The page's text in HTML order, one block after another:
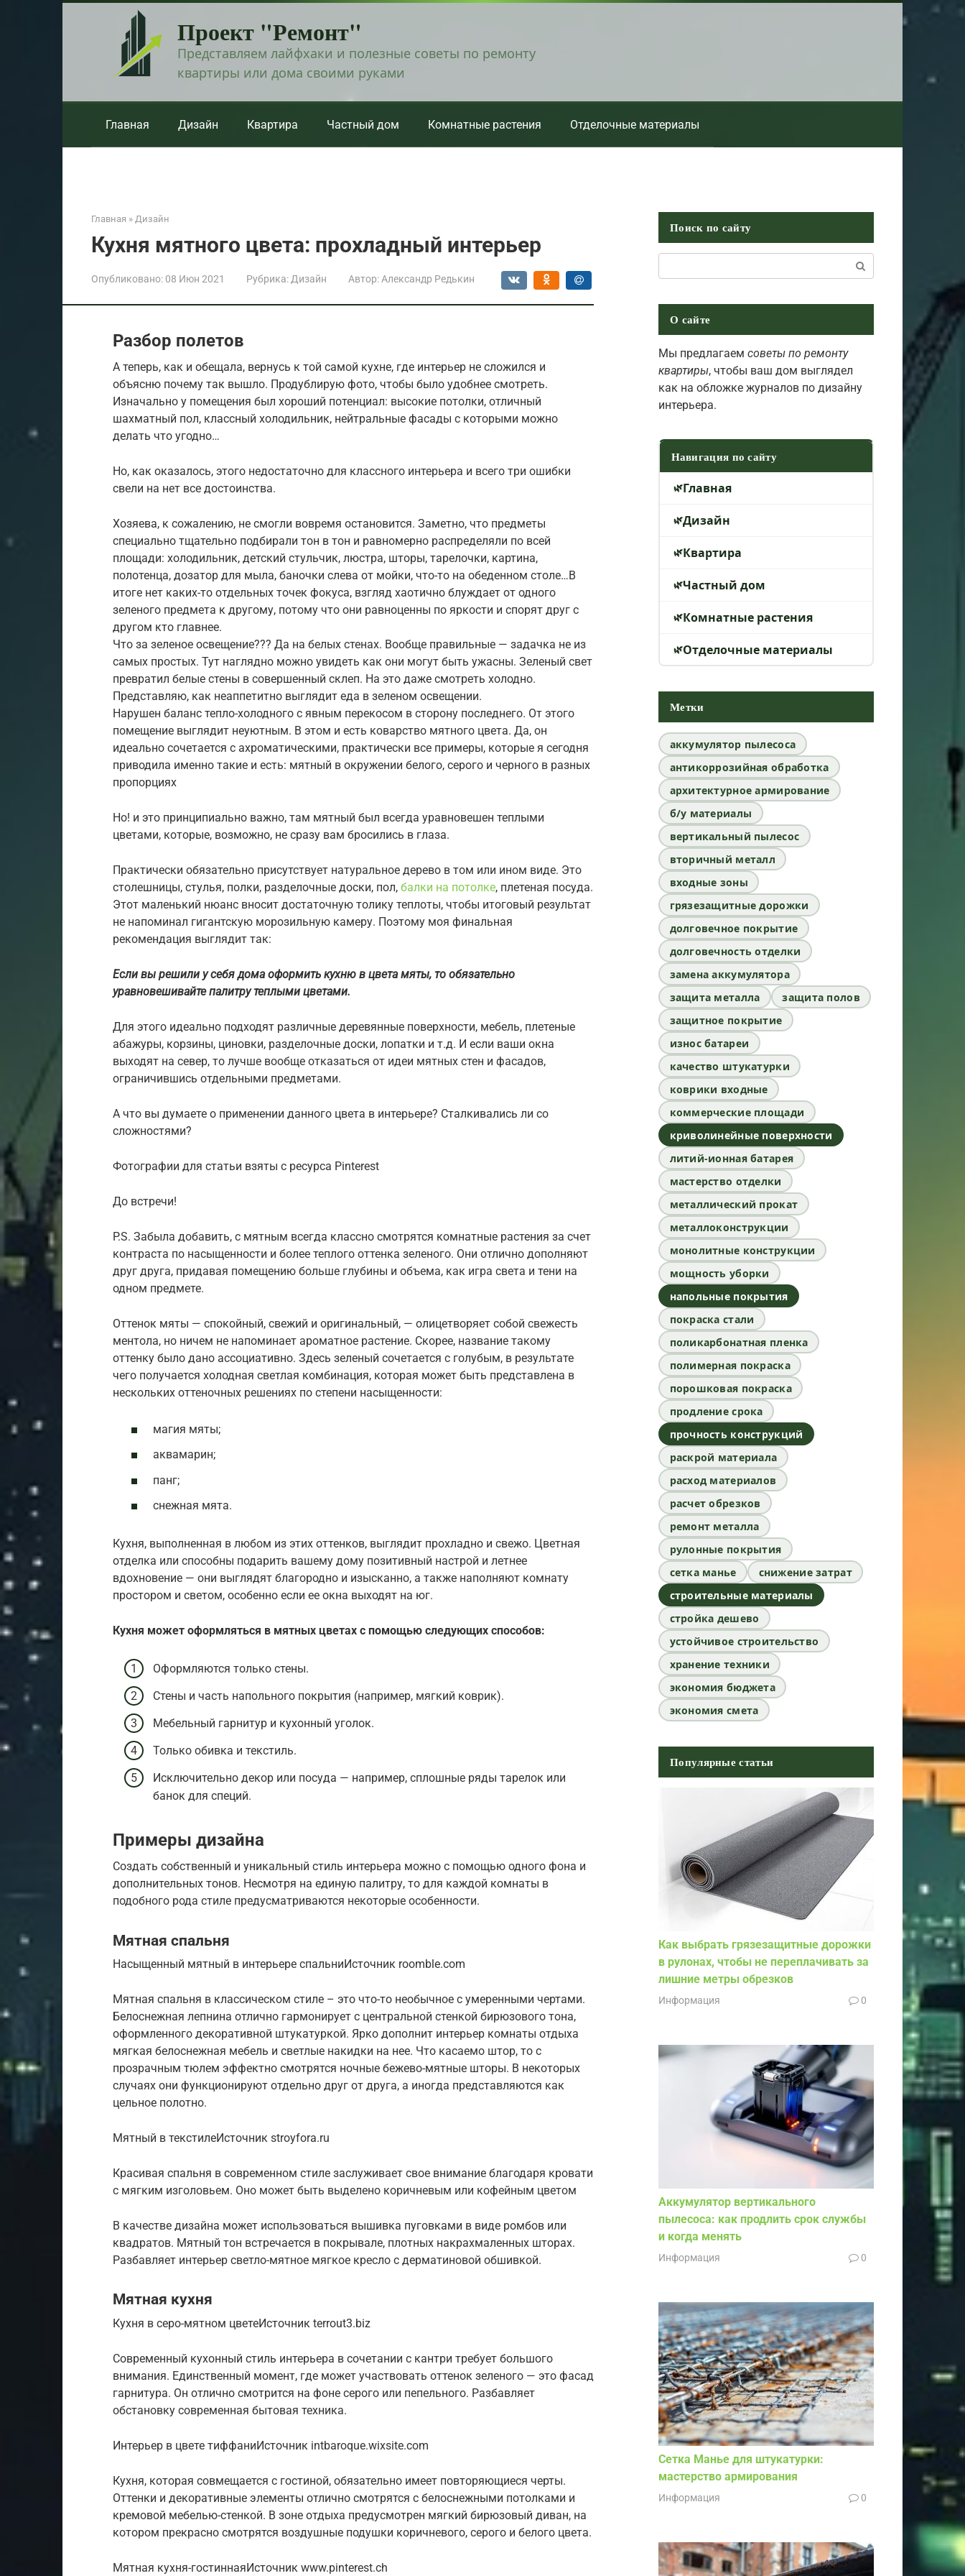
Проект "Ремонт"
Представляем лайфхаки и полезные советы по ремонту
квартиры или дома своими руками
Главная Дизайн Квартира Частный дом Комнатные растения Отделочные материалы
Главная » Дизайн
Кухня мятного цвета: прохладный интерьер
Опубликовано: 08 Июн 2021 Рубрика: Дизайн Автор: Александр Редькин
Разбор полетов
А теперь, как и обещала, вернусь к той самой кухне, где интерьер не сложился и
объясню почему так вышло. Продублирую фото, чтобы было удобнее смотреть.
Изначально у помещения был хороший потенциал: высокие потолки, отличный
шахматный пол, классный холодильник, нейтральные фасады с которыми можно
делать что угодно…
Но, как оказалось, этого недостаточно для классного интерьера и всего три ошибки
свели на нет все достоинства.
Хозяева, к сожалению, не смогли вовремя остановится. Заметно, что предметы
специально тщательно подбирали тон в тон и равномерно распределяли по всей
площади: холодильник, детский стульчик, люстра, шторы, тарелочки, картина,
полотенца, дозатор для мыла, баночки слева от мойки, что-то на обеденном столе…В
итоге нет каких-то отдельных точек фокуса, взгляд хаотично блуждает от одного
зеленого предмета к другому, потому что они равноценны по яркости и спорят друг с
другом кто главнее.
Что за зеленое освещение??? Да на белых стенах. Вообще правильные — задачка не из
самых простых. Тут наглядно можно увидеть как они могут быть ужасны. Зеленый свет
превратил белые стены в совершенный склеп. На это даже смотреть холодно.
Представляю, как неаппетитно выглядит еда в зеленом освещении.
Нарушен баланс тепло-холодного с явным перекосом в сторону последнего. От этого
помещение выглядит неуютным. В этом и есть коварство мятного цвета. Да, он
идеально сочетается с ахроматическими, практически все примеры, которые я сегодня
приводила именно такие и есть: мятный в окружении белого, серого и черного в разных
пропорциях
Но! и это принципиально важно, там мятный был всегда уравновешен теплыми
цветами, которые, возможно, не сразу вам бросились в глаза.
Практически обязательно присутствует натуральное дерево в том или ином виде. Это
столешницы, стулья, полки, разделочные доски, пол, балки на потолке, плетеная посуда.
Этот маленький нюанс вносит достаточную толику теплоты, чтобы итоговый результат
не напоминал гигантскую морозильную камеру. Поэтому моя финальная
рекомендация выглядит так:
Если вы решили у себя дома оформить кухню в цвета мяты, то обязательно
уравновешивайте палитру теплыми цветами.
Для этого идеально подходят различные деревянные поверхности, мебель, плетеные
абажуры, корзины, циновки, разделочные доски, лопатки и т.д. И если ваши окна
выходят на север, то лучше вообще отказаться от идеи мятных стен и фасадов,
ограничившись отдельными предметами.
А что вы думаете о применении данного цвета в интерьере? Сталкивались ли со
сложностями?
Фотографии для статьи взяты с ресурса Pinterest
До встречи!
P.S. Забыла добавить, с мятным всегда классно смотрятся комнатные растения за счет
контраста по насыщенности и более теплого оттенка зеленого. Они отлично дополняют
друг друга, придавая помещению больше глубины и объема, как игра света и тени на
одном предмете.
Оттенок мяты — спокойный, свежий и оригинальный, — олицетворяет собой свежесть
ментола, но ничем не напоминает ароматное растение. Скорее, название такому
оттенку было дано ассоциативно. Здесь зеленый сочетается с голубым, в результате
чего получается холодная светлая комбинация, которая может быть представлена в
нескольких оттеночных решениях по степени насыщенности:
магия мяты;
аквамарин;
панг;
снежная мята.
Кухня, выполненная в любом из этих оттенков, выглядит прохладно и свежо. Цветная
отделка или способны подарить вашему дому позитивный настрой и летнее
вдохновение — они выглядят благородно и изысканно, а также наполняют комнату
простором и светом, особенно если ее окна выходят на юг.
Кухня может оформляться в мятных цветах с помощью следующих способов:
Оформляются только стены.
Стены и часть напольного покрытия (например, мягкий коврик).
Мебельный гарнитур и кухонный уголок.
Только обивка и текстиль.
Исключительно декор или посуда — например, сплошные ряды тарелок или
банок для специй.
Примеры дизайна
Создать собственный и уникальный стиль интерьера можно с помощью одного фона и
дополнительных тонов. Несмотря на единую палитру, то для каждой комнаты в
подобного рода стиле предусматриваются некоторые особенности.
Мятная спальня
Насыщенный мятный в интерьере спальниИсточник roomble.com
Мятная спальня в классическом стиле – это что-то необычное с умеренными чертами.
Белоснежная лепнина отлично гармонирует с центральной стенкой бирюзового тона,
оформленного декоративной штукатуркой. Ярко дополнит интерьер комнаты отдыха
мягкая белоснежная мебель и светлые накидки на нее. Что касаемо штор, то с
прозрачным тюлем эффектно смотрятся ночные бежево-мятные шторы. В некоторых
случаях они функционируют отдельно друг от друга, а иногда представляются как
цельное полотно.
Мятный в текстилеИсточник stroyfora.ru
Красивая спальня в современном стиле заслуживает свое внимание благодаря кровати
с мягким изголовьем. Оно может быть выделено коричневым или кофейным цветом
В качестве дизайна может использоваться вышивка пуговками в виде ромбов или
квадратов. Мятный тон встречается в покрывале, плотных накрахмаленных шторах.
Разбавляет интерьер светло-мятное мягкое кресло с дерматиновой обшивкой.
Мятная кухня
Кухня в серо-мятном цветеИсточник terrout3.biz
Современный кухонный стиль интерьера в сочетании с кантри требует большого
внимания. Единственный момент, где может участвовать оттенок зеленого — это фасад
гарнитура. Он отлично смотрится на фоне серого или пепельного. Разбавляет
обстановку современная бытовая техника.
Интерьер в цвете тиффаниИсточник intbaroque.wixsite.com
Кухня, которая совмещается с гостиной, обязательно имеет повторяющиеся черты.
Оттенки и декоративные элементы отлично смотрятся с белоснежными потолками и
кремовой мебелью-стенкой. В зоне отдыха предусмотрен мягкий бирюзовый диван, на
котором прекрасно смотрятся воздушные подушки коричневого, серого и белого цвета.
Мятная кухня-гостиннаяИсточник www.pinterest.ch
Поиск по сайту
О сайте
Мы предлагаем советы по ремонту
квартиры, чтобы ваш дом выглядел
как на обложке журналов по дизайну
интерьера.
Навигация по сайту
Главная
Дизайн
Квартира
Частный дом
Комнатные растения
Отделочные материалы
Метки
аккумулятор пылесоса
антикоррозийная обработка
архитектурное армирование
б/у материалы
вертикальный пылесос
вторичный металл
входные зоны
грязезащитные дорожки
долговечное покрытие
долговечность отделки
замена аккумулятора
защита металла
защита полов
защитное покрытие
износ батареи
качество штукатурки
коврики входные
коммерческие площади
криволинейные поверхности
литий-ионная батарея
мастерство отделки
металлический прокат
металлоконструкции
монолитные конструкции
мощность уборки
напольные покрытия
покраска стали
поликарбонатная пленка
полимерная покраска
порошковая покраска
продление срока
прочность конструкций
раскрой материала
расход материалов
расчет обрезков
ремонт металла
рулонные покрытия
сетка манье
снижение затрат
строительные материалы
стройка дешево
устойчивое строительство
хранение техники
экономия бюджета
экономия смета
Популярные статьи
Как выбрать грязезащитные дорожки
в рулонах, чтобы не переплачивать за
лишние метры обрезков
Информация 0
Аккумулятор вертикального
пылесоса: как продлить срок службы
и когда менять
Информация 0
Сетка Манье для штукатурки:
мастерство армирования
Информация 0